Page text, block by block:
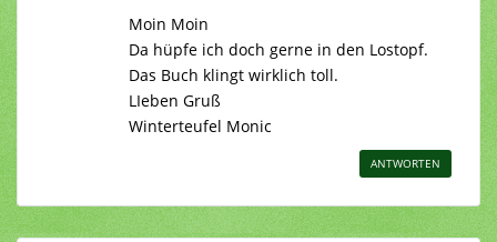
Moin Moin
Da hüpfe ich doch gerne in den Lostopf.
Das Buch klingt wirklich toll.
LIeben Gruß
Winterteufel Monic
ANTWORTEN